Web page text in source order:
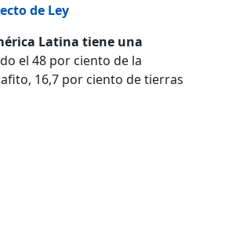
de Ley
Latina tiene una
el 48 por ciento de la
16,7 por ciento de tierras